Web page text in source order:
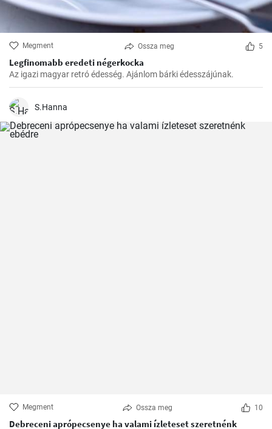
Megment Ossza meg 5
Legfinomabb eredeti négerkocka
Az igazi magyar retró édesség. Ajánlom bárki édesszájúnak.
S.Hanna
Megment Ossza meg 10
Debreceni aprópecsenye ha valami ízleteset szeretnénk